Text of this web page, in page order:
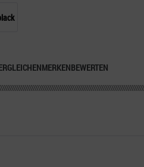
MERKENBEWERTEN